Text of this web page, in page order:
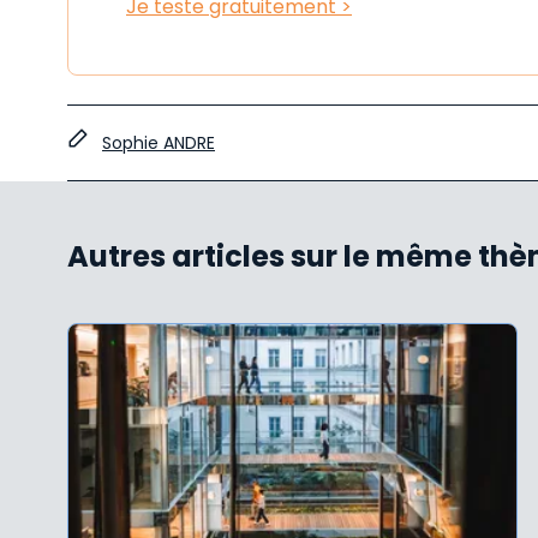
Je teste gratuitement >
Sophie ANDRE
Autres articles sur le même